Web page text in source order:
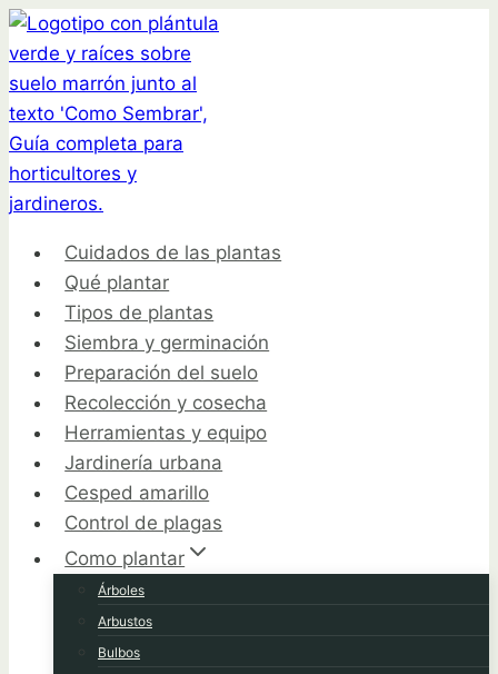
Saltar
al
contenido
Cuidados de las plantas
Qué plantar
Tipos de plantas
Siembra y germinación
Preparación del suelo
Recolección y cosecha
Herramientas y equipo
Jardinería urbana
Cesped amarillo
Control de plagas
Como plantar
Árboles
Arbustos
Bulbos